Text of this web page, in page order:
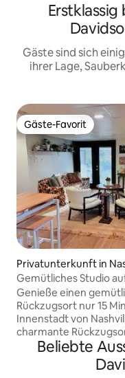
Gäste sind sich
ihrer Lage,
Gäste-Favorit
Gäste-Favorit
Privatunterkunft in
e
Gemütliches Studio
Genieße einen
Rückzugsort nur 15
Innenstadt von
charmante
einen privaten
kontaktlosen Zugang
schönen Hof mit
Beliebte